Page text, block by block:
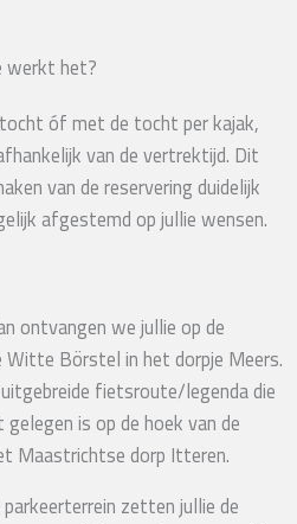
werkt het?
óf met de tocht per kajak,
van de vertrektijd. Dit
van de reservering duidelijk
afgestemd op jullie wensen.
ontvangen we jullie op de
Börstel in het dorpje Meers.
fietsroute/legenda die
is op de hoek van de
Maastrichtse dorp Itteren.
zetten jullie de